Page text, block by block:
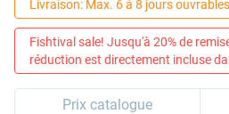
Livraison: Max. 6 á 8 jours ouvrables
Fishtival sale! Jusqu'à 20% de
réduction est directement incluse
Prix catalogue